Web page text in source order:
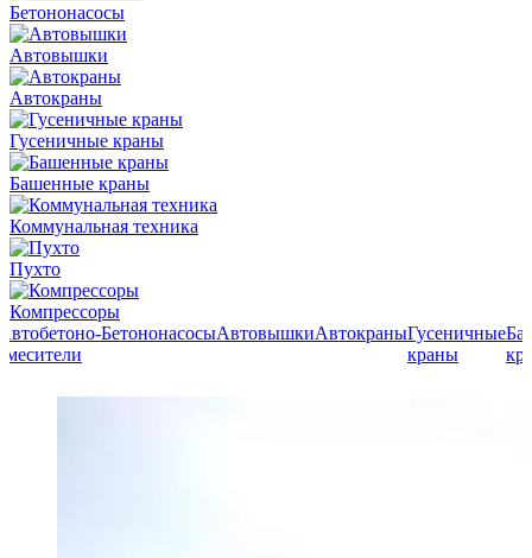
Бетононасосы
Автовышки
Автокраны
Гусеничные краны
Башенные краны
Коммунальная техника
Пухто
Компрессоры
БетононасосыАвтовышкиАвтокраныГусеничные
краны